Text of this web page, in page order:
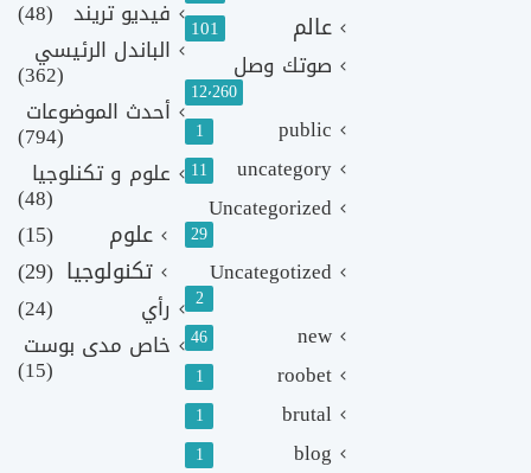
عالم 101
صوتك وصل
12٬260
public
1
uncategory
11
Uncategorized
29
Uncategotized
2
new
46
roobet
1
brutal
1
blog
1
فيديو تريند (48)
الباندل الرئيسي
(362)
أحدث الموضوعات
(794)
علوم و تكنلوجيا
(48)
علوم
(15)
تكنولوجيا (29)
رأي
(24)
خاص مدى بوست
(15)